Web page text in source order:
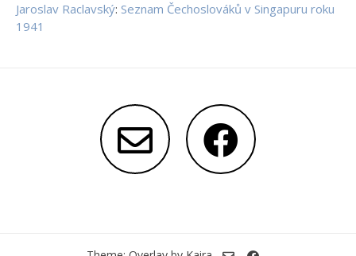
Jaroslav Raclavský: Seznam Čechoslováků v Singapuru roku
1941